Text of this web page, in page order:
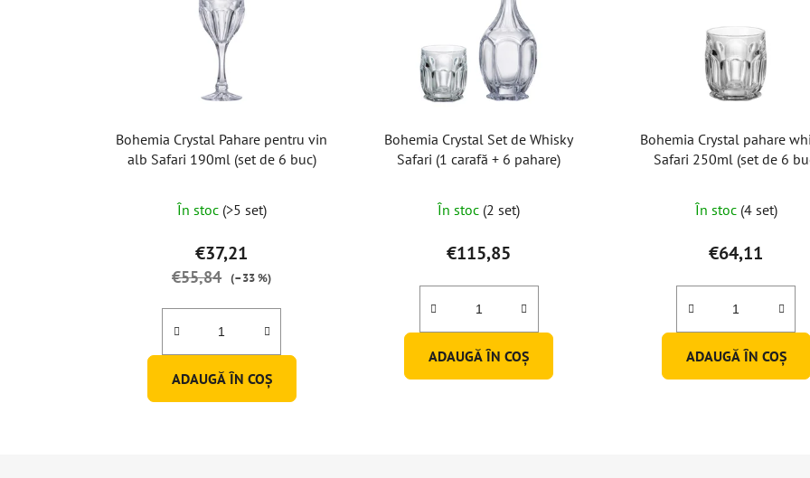
Bohemia Crystal Pahare pentru vin
alb Safari 190ml (set de 6 buc)
În stoc (>5 set)
€37,21
€55,84 (–33 %)
ADAUGĂ ÎN COŞ
Bohemia Crystal Set de Whisky
Safari (1 carafă + 6 pahare)
În stoc (2 set)
€115,85
ADAUGĂ ÎN COŞ
Bohemia Crystal pahare
Safari 250ml (set de 6
În stoc (4 set)
€64,11
ADAUGĂ ÎN COŞ